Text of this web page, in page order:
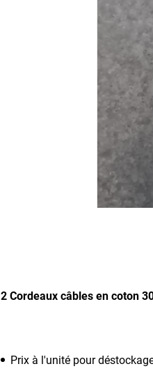
2 Cordeaux câbles en coton
Prix à l'unité pour